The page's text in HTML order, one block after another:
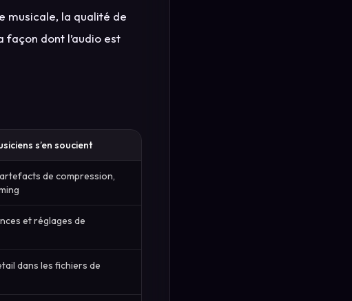
musicale, la qualité de
façon dont l’audio est
s’en soucient
de compression,
et réglages de
dans les fichiers de